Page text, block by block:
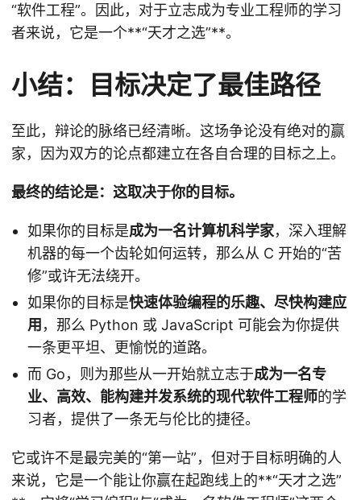
“软件工程”。因此，对于立志成为专业工程师的学习
者来说，它是一个**“天才之选”**。
小结：目标决定了最佳路径
至此，辩论的脉络已经清晰。这场争论没有绝对的赢
家，因为双方的论点都建立在各自合理的目标之上。
最终的结论是：这取决于你的目标。
如果你的目标是成为一名计算机科学家，深入理解
机器的每一个齿轮如何运转，那么从 C 开始的“苦
修”或许无法绕开。
如果你的目标是快速体验编程的乐趣、尽快构建应
用 ，那么 Python 或 JavaScript 可能会为你提供
一条更平坦、更愉悦的道路。
而 Go，则为那些从一开始就立志于成为一名专
业、高效、能构建并发系统的现代软件工程师的学
习者，提供了一条无与伦比的捷径。
它或许不是最完美的“第一站”，但对于目标明确的人
来说，它是一个能让你赢在起跑线上的**“天才之选”